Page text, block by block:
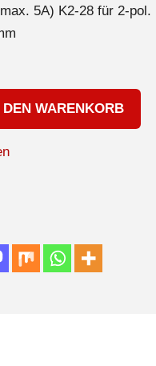
5A) K2-28 für 2-pol.
DEN WARENKORB